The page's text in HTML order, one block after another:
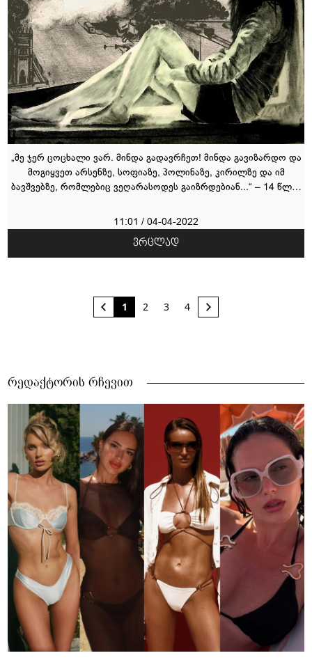
„მე ჯერ ცოცხალი ვარ. მინდა გადავრჩეთ! მინდა გავიზარდო და
მოგიყვეთ არსენზე, სოფიაზე, პოლინაზე, კირილზე და იმ
ბავშვებზე, რომლებიც ვეღარასოდეს გაიზრდებიან...“ – 14 წლის
11:01 / 04-04-2022
1 2 3 4
რედაქტორის რჩევით